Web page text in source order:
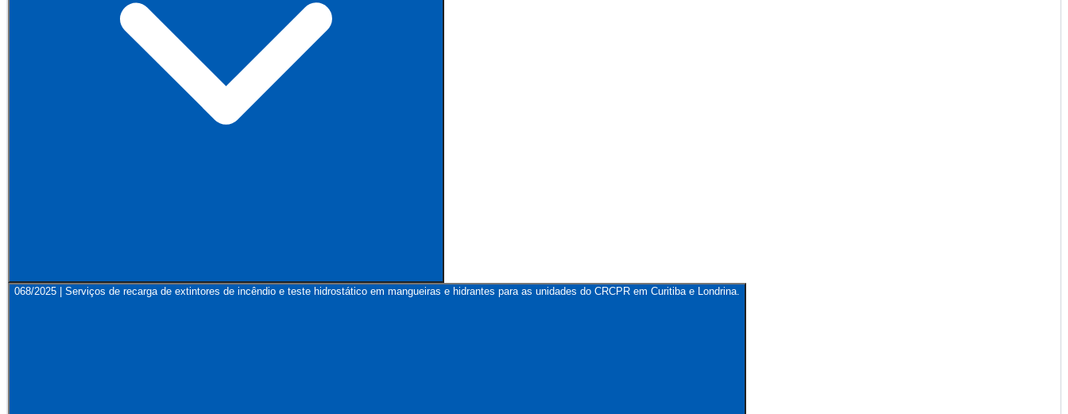
068/2025 | Serviços de recarga de extintores de incêndio e teste hidrostático em mangueiras e hidrantes para as unidades do CRCPR em Curitiba e Londrina.